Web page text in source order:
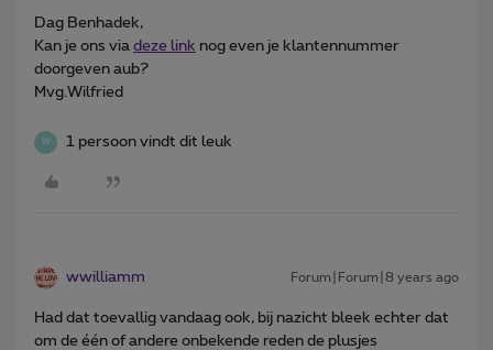
Dag Benhadek,
Kan je ons via deze link nog even je klantennummer
doorgeven aub?
Mvg.Wilfried
W 1 persoon vindt dit leuk
wwilliamm Forum|Forum|8 years ago
Had dat toevallig vandaag ook, bij nazicht bleek echter dat
om de één of andere onbekende reden de plusjes